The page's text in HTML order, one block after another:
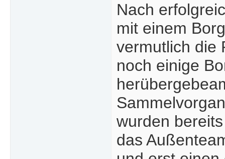
Nach
mit einem
vermutlich die
noch einige
wurden
das